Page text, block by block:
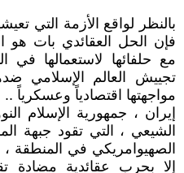
بالنظر لواقع الأزمة التي
فإن الحل العقائدي بات هو
مع حلفائها لاستعمالها في
تجييش العالم الإسلامي
مواجهتها اقتصادياً وعسكرياً ..
إيران ، جمهورية الإسلام
الشيعي ، التي تقود جبهة
الصهيوامريكي في المنطقة
إلا بحربٍ عقائدية مضادة